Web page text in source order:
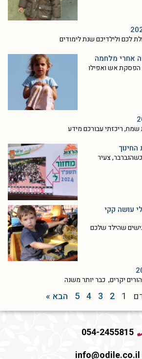
לכם ולילדיכם שנת לימודים
אחרי מלחמה
אש ואפילו
שמח, ריכזתי עבורכם מידע
צעיר
עושה קקי
שהילד שלכם
1
2
3
4
5 הבא »
054-2455815
info@odile.co.il